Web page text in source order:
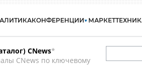
КОНФЕРЕНЦИИ МАРКЕТ
CNews*
CNews по ключевому